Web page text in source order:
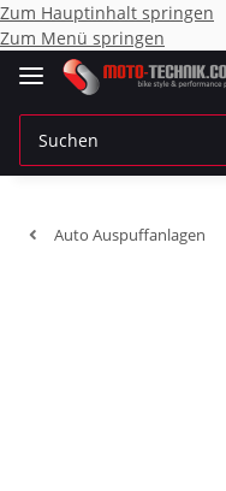
Zum Hauptinhalt springen
Zum Menü springen
Auto Auspuffanlagen